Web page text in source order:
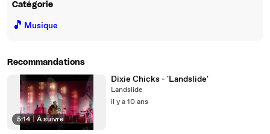
Catégorie
🎵 Musique
Recommandations
5:14 | À suivre
Dixie Chicks - 'Landslide'
Landslide
il y a 10 ans